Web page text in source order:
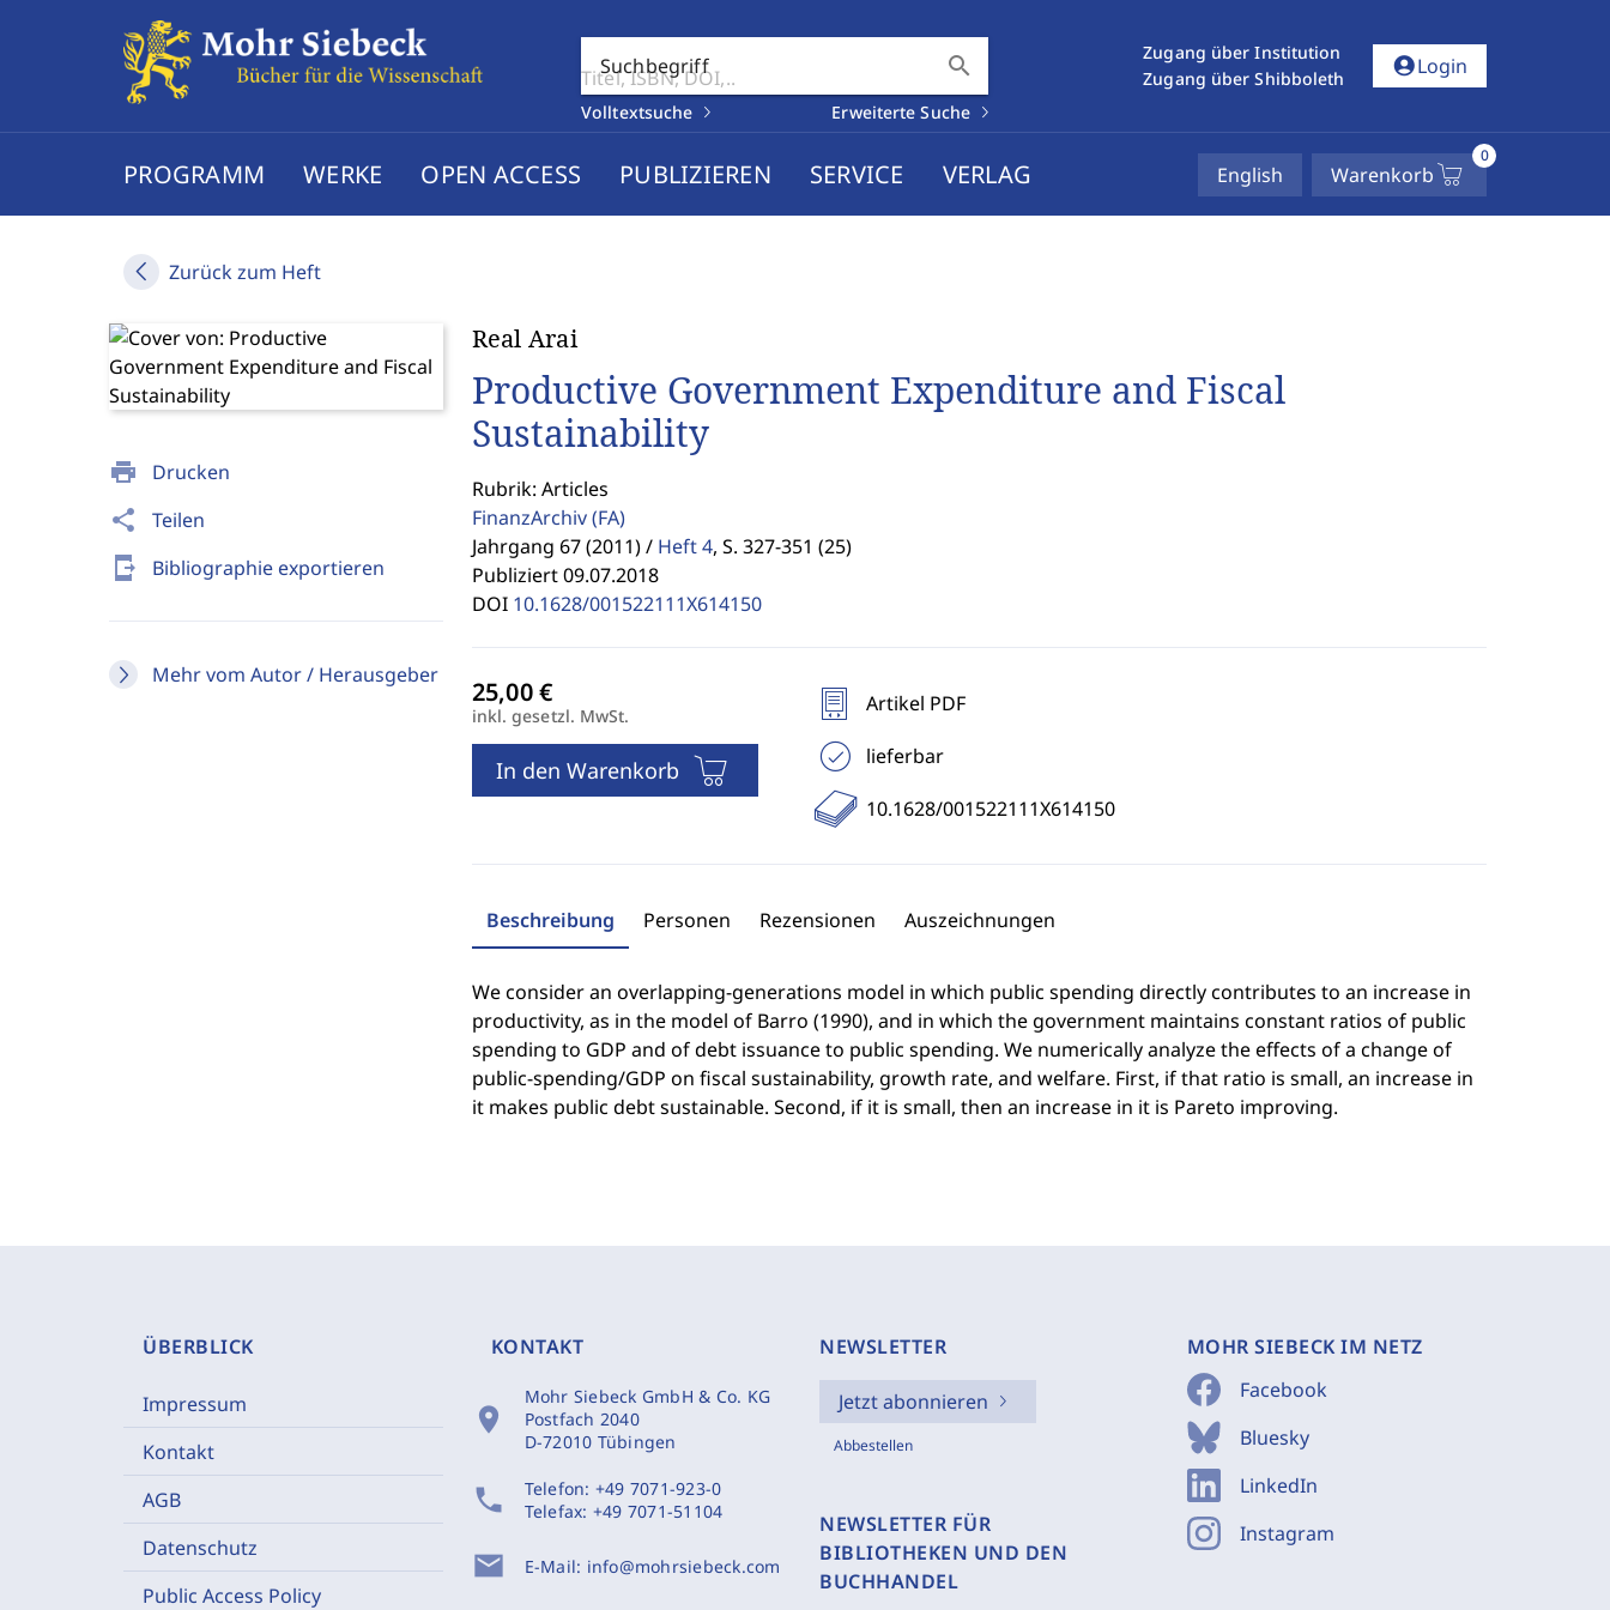
Suchbegriff search
Volltextsuche Erweiterte Suche
Zugang über Institution
Zugang über Shibboleth
account_circleLogin
PROGRAMM WERKE OPEN ACCESS PUBLIZIEREN SERVICE VERLAG English Warenkorb
0
Zurück zum Heft
print Drucken
share Teilen
send_to_mobile Bibliographie exportieren
Mehr vom Autor / Herausgeber
Real Arai
Productive Government Expenditure and Fiscal
Sustainability
Rubrik: Articles
FinanzArchiv(FA)
Jahrgang 67 (2011) / Heft 4, S. 327-351 (25)
Publiziert 09.07.2018
DOI 10.1628/001522111X614150
inkl. gesetzl. MwSt.
In den Warenkorb
Artikel PDF
lieferbar
10.1628/001522111X614150
Beschreibung Personen Rezensionen Auszeichnungen
We consider an overlapping-generations model in which public spending directly contributes to an increase in
productivity, as in the model of Barro (1990), and in which the government maintains constant ratios of public
spending to GDP and of debt issuance to public spending. We numerically analyze the effects of a change of
public-spending/GDP on fiscal sustainability, growth rate, and welfare. First, if that ratio is small, an increase in
it makes public debt sustainable. Second, if it is small, then an increase in it is Pareto improving.
ÜBERBLICK
Impressum
Kontakt
AGB
Datenschutz
Public Access Policy
KONTAKT
location_on
Mohr Siebeck GmbH & Co. KG
Postfach 2040
D-72010 Tübingen
phone Telefon: +49 7071-923-0
Telefax: +49 7071-51104
mail E-Mail: info@mohrsiebeck.com
NEWSLETTER
Jetzt abonnieren
Abbestellen
NEWSLETTER FÜR
BIBLIOTHEKEN UND DEN
BUCHHANDEL
MOHR SIEBECK IM NETZ
Facebook
Bluesky
LinkedIn
Instagram